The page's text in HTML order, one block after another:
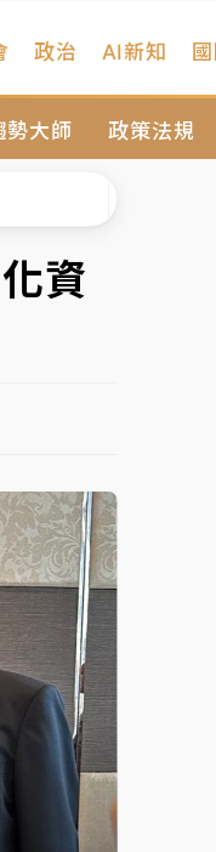
勢大師 政策法規
政治 AI新知
資